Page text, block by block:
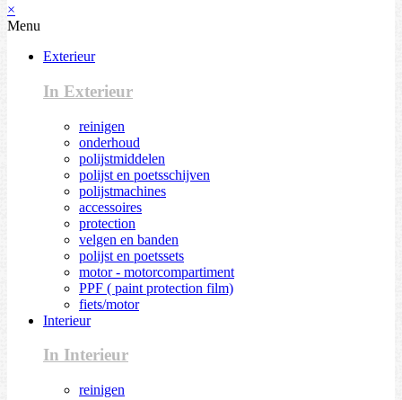
×
Menu
Exterieur
In Exterieur
reinigen
onderhoud
polijstmiddelen
polijst en poetsschijven
polijstmachines
accessoires
protection
velgen en banden
polijst en poetssets
motor - motorcompartiment
PPF ( paint protection film)
fiets/motor
Interieur
In Interieur
reinigen